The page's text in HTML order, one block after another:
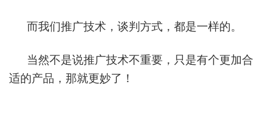
而我们推广技术，谈判方式，都是一样的。
当然不是说推广技术不重要，只是有个更加合
适的产品，那就更妙了！